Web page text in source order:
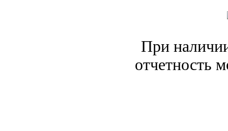
При
отчетность